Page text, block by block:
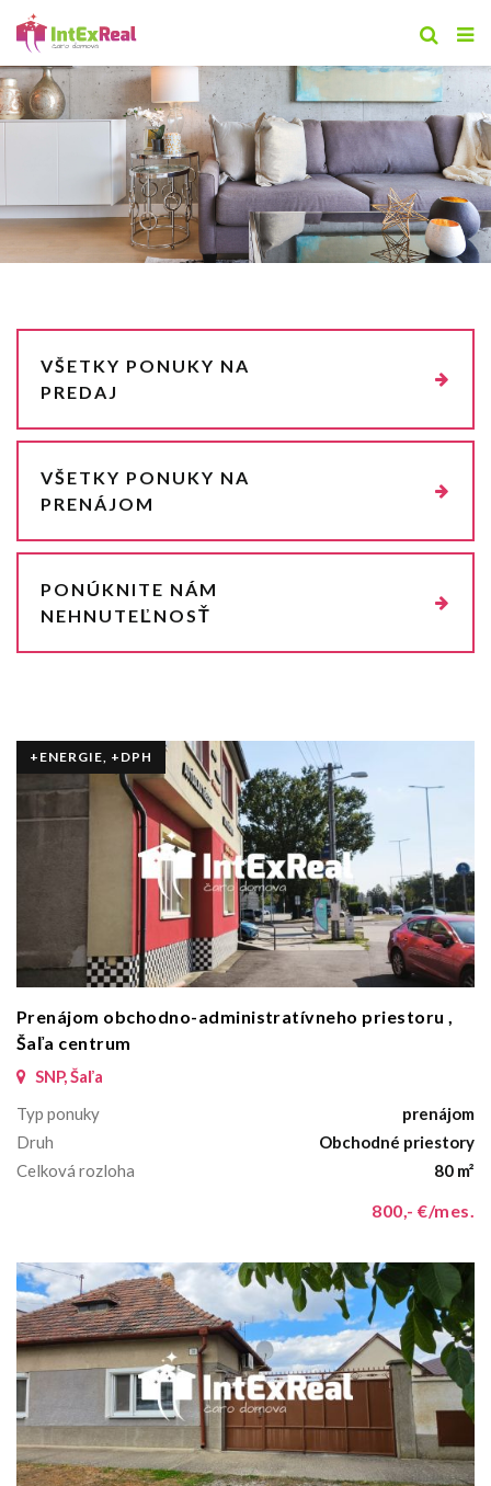
VŠETKY PONUKY NA
PREDAJ
VŠETKY PONUKY NA
PRENÁJOM
PONÚKNITE NÁM
NEHNUTEĽNOSŤ
+ENERGIE, +DPH
Prenájom obchodno-administratívneho priestoru ,
Šaľa centrum
SNP, Šaľa
Typ ponuky
prenájom
Druh
Obchodné priestory
Celková rozloha
80 m²
800,- €/mes.